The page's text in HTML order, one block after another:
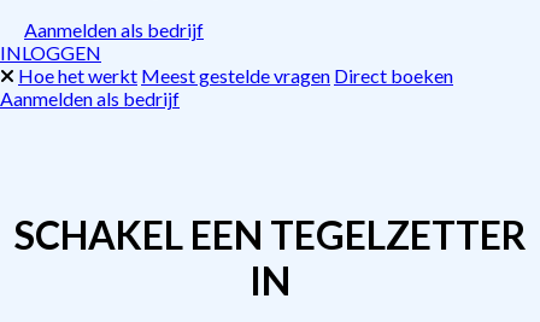
Aanmelden als bedrijf
INLOGGEN
Hoe het werkt Meest gestelde vragen Direct boeken
Aanmelden als bedrijf
SCHAKEL EEN TEGELZETTER
IN